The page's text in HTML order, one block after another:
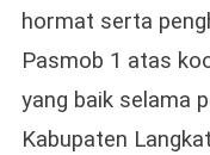
hormat serta
Pasmob 1 atas
yang baik selama
Kabupaten